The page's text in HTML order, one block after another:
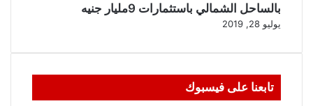
بالساحل الشمالي باستثمارات 9مليار جنيه
يوليو 28, 2019
تابعنا على فيسبوك